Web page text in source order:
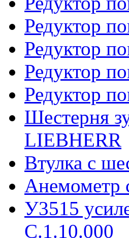
Редуктор
Редуктор
Редуктор
Редуктор
Шестерня
LIEBHERR
Втулка с
Анемометр
У3515
С.1.10.000